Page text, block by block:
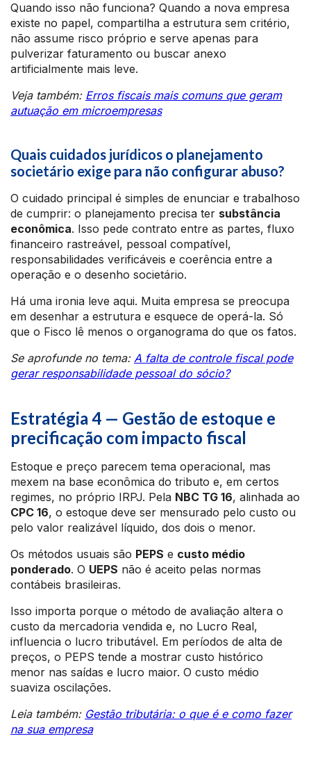
Quando isso não funciona? Quando a nova empresa
existe no papel, compartilha a estrutura sem critério,
não assume risco próprio e serve apenas para
pulverizar faturamento ou buscar anexo
artificialmente mais leve.
Veja também: Erros fiscais mais comuns que geram
autuação em microempresas
Quais cuidados jurídicos o planejamento
societário exige para não configurar abuso?
O cuidado principal é simples de enunciar e trabalhoso
de cumprir: o planejamento precisa ter substância
econômica. Isso pede contrato entre as partes, fluxo
financeiro rastreável, pessoal compatível,
responsabilidades verificáveis e coerência entre a
operação e o desenho societário.
Há uma ironia leve aqui. Muita empresa se preocupa
em desenhar a estrutura e esquece de operá-la. Só
que o Fisco lê menos o organograma do que os fatos.
Se aprofunde no tema: A falta de controle fiscal pode
gerar responsabilidade pessoal do sócio?
Estratégia 4 — Gestão de estoque e
precificação com impacto fiscal
Estoque e preço parecem tema operacional, mas
mexem na base econômica do tributo e, em certos
regimes, no próprio IRPJ. Pela NBC TG 16, alinhada ao
CPC 16, o estoque deve ser mensurado pelo custo ou
pelo valor realizável líquido, dos dois o menor.
Os métodos usuais são PEPS e custo médio
ponderado. O UEPS não é aceito pelas normas
contábeis brasileiras.
Isso importa porque o método de avaliação altera o
custo da mercadoria vendida e, no Lucro Real,
influencia o lucro tributável. Em períodos de alta de
preços, o PEPS tende a mostrar custo histórico
menor nas saídas e lucro maior. O custo médio
suaviza oscilações.
Leia também: Gestão tributária: o que é e como fazer
na sua empresa